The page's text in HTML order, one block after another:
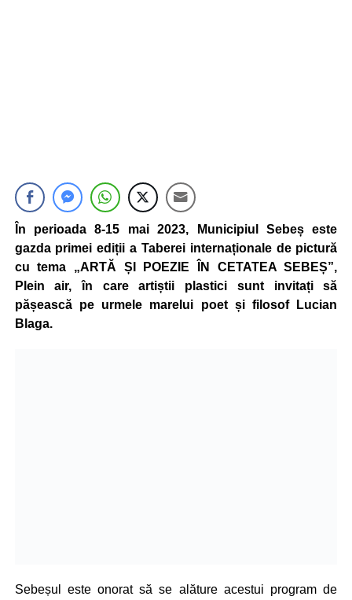
În perioada 8-15 mai 2023, Municipiul Sebeș este
gazda primei ediții a Taberei internaționale de pictură
cu tema „ARTĂ ȘI POEZIE ÎN CETATEA SEBEȘ”,
Plein air, în care artiștii plastici sunt invitați să
pășească pe urmele marelui poet și filosof Lucian
Blaga.
Sebeșul este onorat să se alăture acestui program de